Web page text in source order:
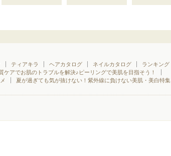
ティアキラ ヘアカタログ ネイルカタログ
ランキング
ケアでお肌のトラブルを解決♪ピーリングで美肌を目指そう！
夏が過ぎても気が抜けない！紫外線に負けない美肌・美白特集